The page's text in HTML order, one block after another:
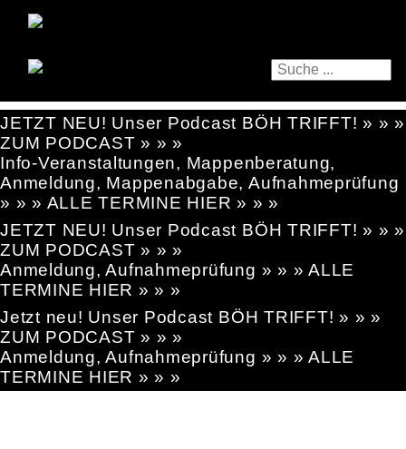
JETZT NEU! Unser Podcast BÖH TRIFFT! » » »
ZUM PODCAST » » »
Info-Veranstaltungen, Mappenberatung,
Anmeldung, Mappenabgabe, Aufnahmeprüfung
» » » ALLE TERMINE HIER » » »
JETZT NEU! Unser Podcast BÖH TRIFFT! » » »
ZUM PODCAST » » »
Anmeldung, Aufnahmeprüfung » » » ALLE
TERMINE HIER » » »
Jetzt neu! Unser Podcast BÖH TRIFFT! » » »
ZUM PODCAST » » »
Anmeldung, Aufnahmeprüfung » » » ALLE
TERMINE HIER » » »